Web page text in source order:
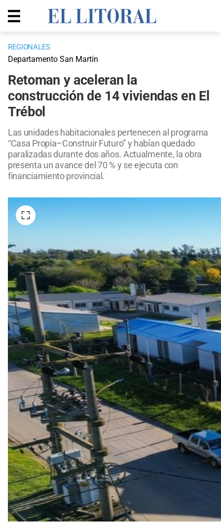
REGIONALES
Departamento San Martín
Retoman y aceleran la
construcción de 14 viviendas en El
Trébol
Las unidades habitacionales pertenecen al programa
“Casa Propia–Construir Futuro” y habían quedado
paralizadas durante dos años. Actualmente, la obra
presenta un avance del 70 % y se ejecuta con
financiamiento provincial.